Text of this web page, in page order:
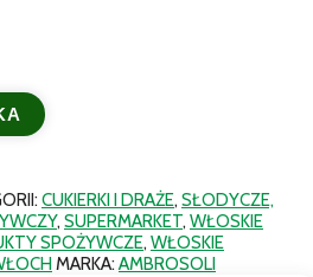
CUKIERKI I DRAŻE, SŁODYCZE,
, SUPERMARKET, WŁOSKIE
SPOŻYWCZE, WŁOSKIE
MARKA:AMBROSOLI